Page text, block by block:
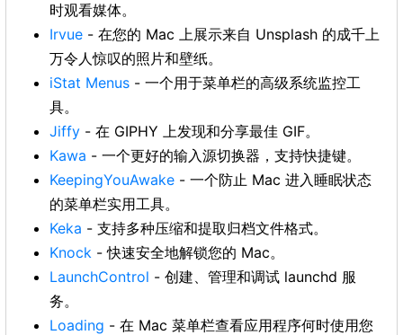
时观看媒体。
Irvue - 在您的 Mac 上展示来自 Unsplash 的成千上
万令人惊叹的照片和壁纸。
iStat Menus - 一个用于菜单栏的高级系统监控工
具。
Jiffy - 在 GIPHY 上发现和分享最佳 GIF。
Kawa - 一个更好的输入源切换器，支持快捷键。
KeepingYouAwake - 一个防止 Mac 进入睡眠状态
的菜单栏实用工具。
Keka - 支持多种压缩和提取归档文件格式。
Knock - 快速安全地解锁您的 Mac。
LaunchControl - 创建、管理和调试 launchd 服
务。
Loading - 在 Mac 菜单栏查看应用程序何时使用您